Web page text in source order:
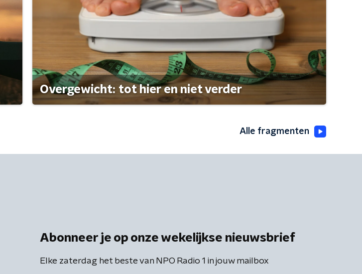
Overgewicht: tot hier en niet verder
Alle fragmenten
Abonneer je op onze wekelijkse nieuwsbrief
Elke zaterdag het beste van NPO Radio 1 in jouw mailbox